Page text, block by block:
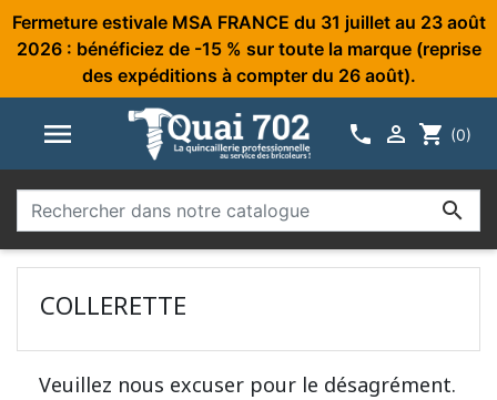
Fermeture estivale MSA FRANCE du 31 juillet au 23 août
2026 : bénéficiez de -15 % sur toute la marque (reprise
des expéditions à compter du 26 août).
   shopping_cart (0)

COLLERETTE
Veuillez nous excuser pour le désagrément.